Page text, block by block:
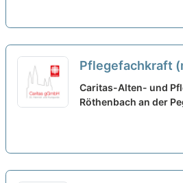
Pflegefachkraft
Frühdienst in
einfach gut
Caritas-Alten- und
Röthenbach an der